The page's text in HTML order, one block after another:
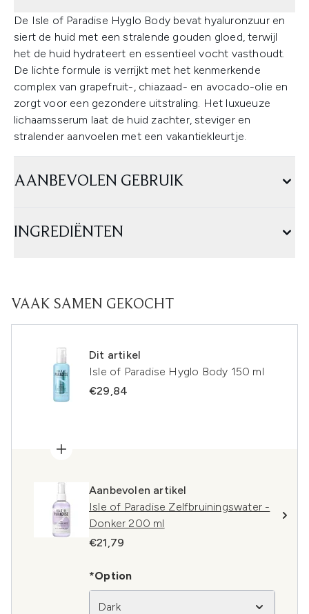
De Isle of Paradise Hyglo Body bevat hyaluronzuur en
siert de huid met een stralende gouden gloed, terwijl
het de huid hydrateert en essentieel vocht vasthoudt.
De lichte formule is verrijkt met het kenmerkende
complex van grapefruit-, chiazaad- en avocado-olie en
zorgt voor een gezondere uitstraling. Het luxueuze
lichaamsserum laat de huid zachter, steviger en
stralender aanvoelen met een vakantiekleurtje.
AANBEVOLEN GEBRUIK
INGREDIËNTEN
VAAK SAMEN GEKOCHT
Dit artikel
Isle of Paradise Hyglo Body 150 ml
€29,84
Aanbevolen artikel
Isle of Paradise Zelfbruiningswater -
Donker 200 ml
€21,79
*Option
Dark